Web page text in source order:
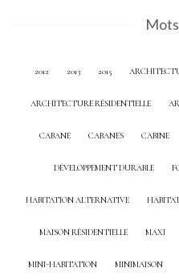
2012 2013 2015
ARCHITECTURE RÉSIDENTIELLE
CABANE CABANES CABINE
DÉVELOPPEMENT DURABLE
HABITATION ALTERNATIVE
MAISON RÉSIDENTIELLE MAXI
MINI-HABITATION MINIMAISON